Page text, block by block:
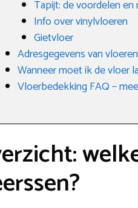
Tapijt: de voordelen en
Info over vinylvloeren
Gietvloer
Adresgegevens van
Wanneer moet ik de vloer
Vloerbedekking FAQ –